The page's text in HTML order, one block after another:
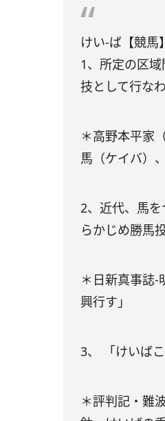
けい‐ば【競馬】
1、所定の区
技として行な
＊高野本平家
馬（ケイバ）
2、近代、馬
らかじめ勝馬
＊日新真事誌
興行す」
3、 「けいば
＊評判記・難